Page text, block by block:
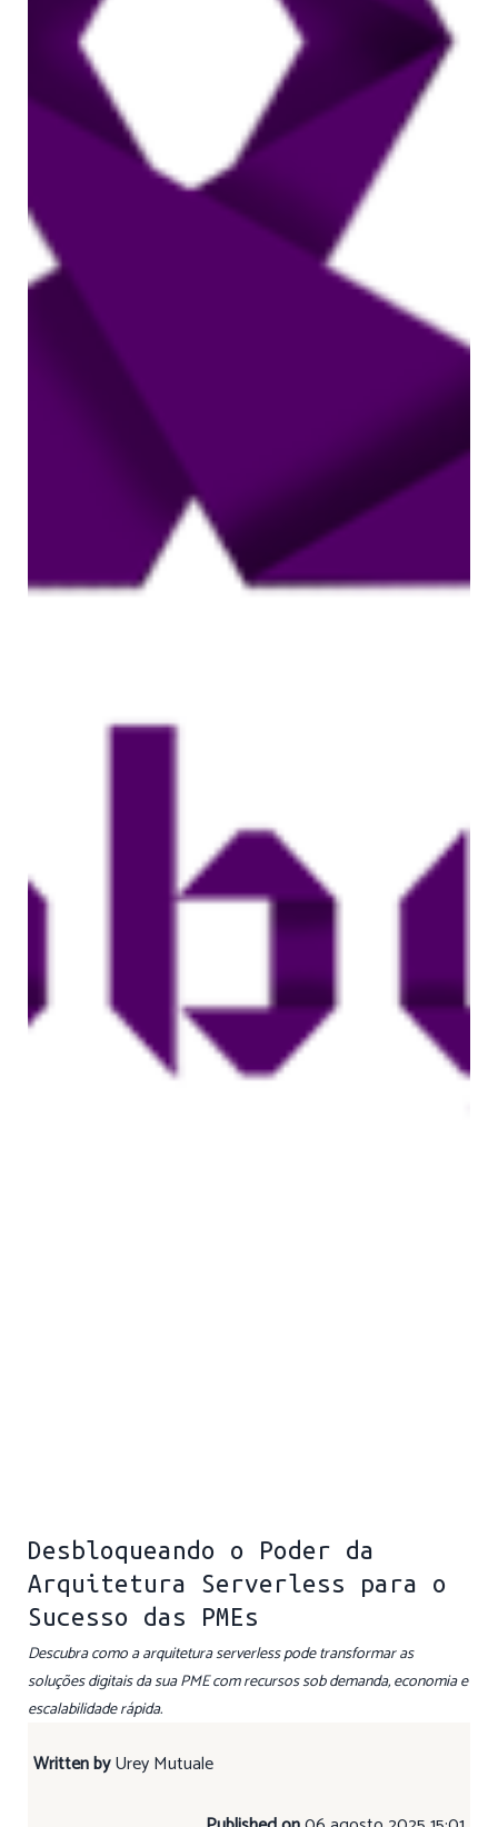
Desbloqueando o Poder da
Arquitetura Serverless para o
Sucesso das PMEs
Descubra como a arquitetura serverless pode transformar as
soluções digitais da sua PME com recursos sob demanda, economia e
escalabilidade rápida.
Written byUrey Mutuale